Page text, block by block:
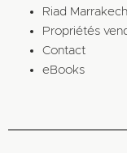
Riad Marrakech
Propriétés
Contact
eBooks